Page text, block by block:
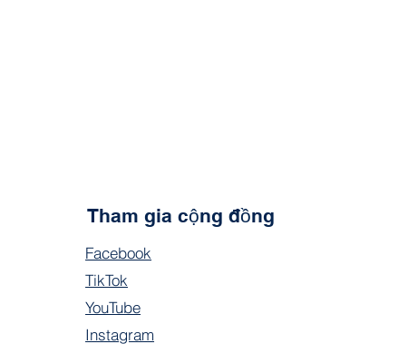
Tham gia cộng đồng
Facebook
TikTok
YouTube
Instagram